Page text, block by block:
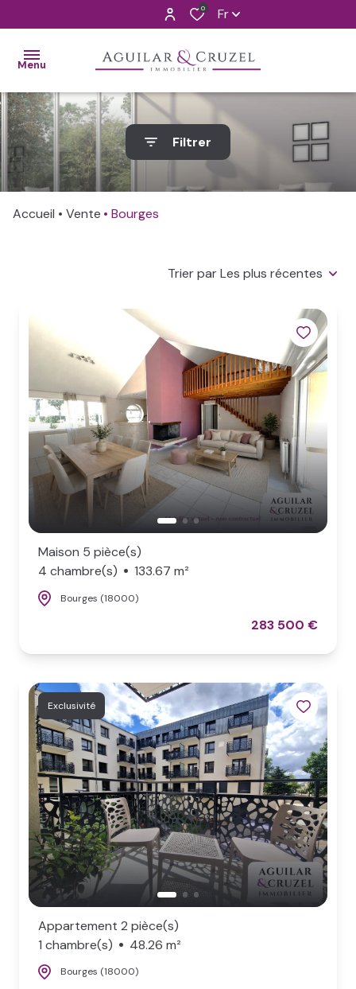
0 Fr
Menu
ACCUEIL
VENTES
ALERTE
MAIL
ESTIMATION
BIENS
VENDUS
LOCAL
PRO
Filtrer
Accueil Vente Bourges
Trier par Les plus récentes
Maison 5 pièce(s)
4 chambre(s)
133.67 m²
Bourges (18000)
283 500 €
Exclusivité
Appartement 2 pièce(s)
1 chambre(s)
48.26 m²
Bourges (18000)